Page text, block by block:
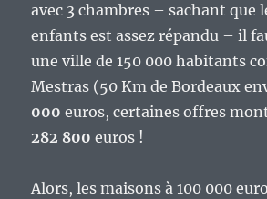
avec 3 chambres – sachant que
enfants est assez répandu – il
une ville de 150 000 habitants
Mestras (50 Km de Bordeaux
000 euros, certaines offres
282 800 euros !
Alors, les maisons à 100 000